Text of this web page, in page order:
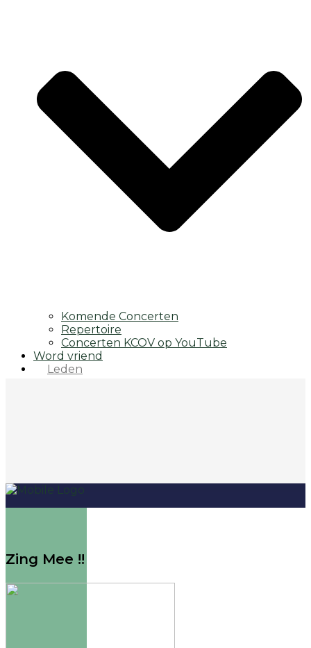
Komende Concerten
Repertoire
Concerten KCOV op YouTube
Word vriend
Leden
Zing Mee !!